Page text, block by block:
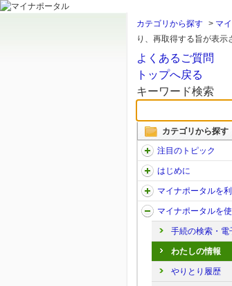
カテゴリから探す > マ
り、再取得する旨が表示
よくあるご質問
トップへ戻る
キーワード検索
カテゴリから探す
注目のトピック
はじめに
マイナポータルを
マイナポータルを使
手続の検索・電
わたしの情報
やりとり履歴